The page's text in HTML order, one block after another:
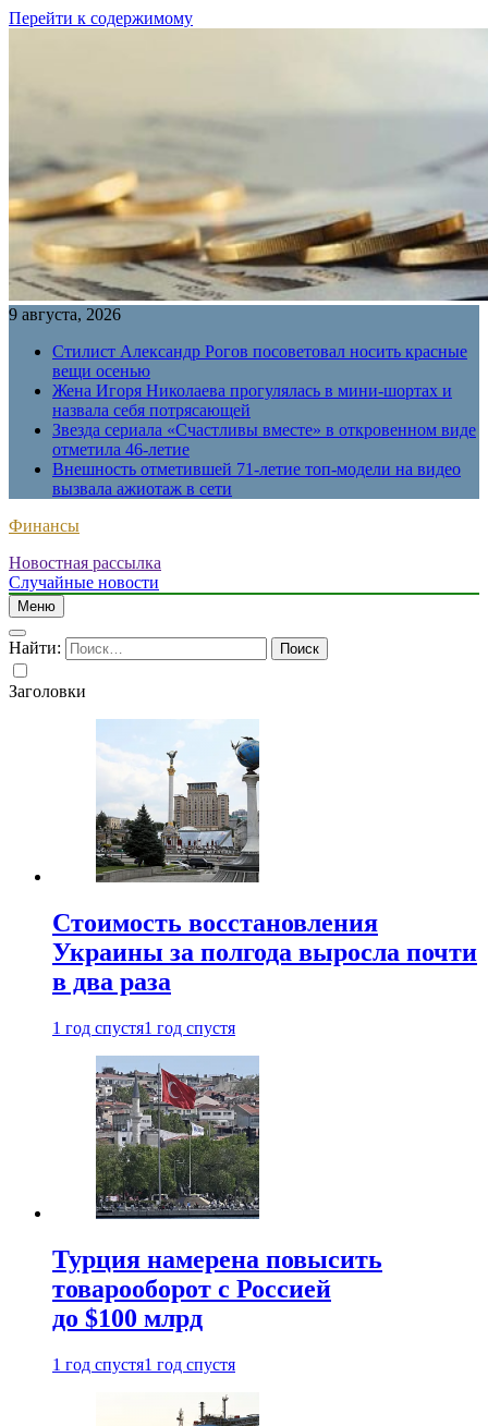
Перейти к содержимому
9 августа, 2026
Стилист Александр Рогов посоветовал носить красные
вещи осенью
Жена Игоря Николаева прогулялась в мини-шортах и
назвала себя потрясающей
Звезда сериала «Счастливы вместе» в откровенном виде
отметила 46-летие
Внешность отметившей 71-летие топ-модели на видео
вызвала ажиотаж в сети
Финансы
Новостная рассылка
Случайные новости
Меню
Найти:
Заголовки
Стоимость восстановления
Украины за полгода выросла почти
в два раза
1 год спустя1 год спустя
Турция намерена повысить
товарооборот с Россией
до $100 млрд
1 год спустя1 год спустя